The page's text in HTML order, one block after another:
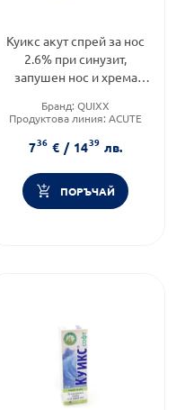
Куикс акут спрей за нос
2.6% при синузит,
запушен нос и хрема
Бранд: QUIXX
Продуктова линия: ACUTE
736 € / 1439 лв.
ПОРЪЧАЙ